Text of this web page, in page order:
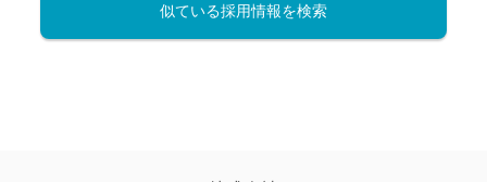
似ている採用情報を検索